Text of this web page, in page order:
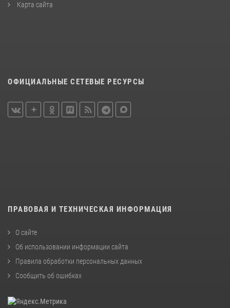
Карта сайта
ОФИЦИАЛЬНЫЕ СЕТЕВЫЕ РЕСУРСЫ
ПРАВОВАЯ И ТЕХНИЧЕСКАЯ ИНФОРМАЦИЯ
О сайте
Об использовании информации сайта
Правила обработки персональных данных
Сообщить об ошибках